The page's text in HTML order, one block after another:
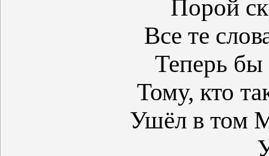
Порой
Все те
Теперь бы
Тому, кто
Ушёл в том